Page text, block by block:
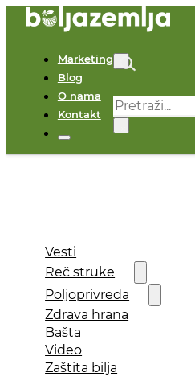
Marketing
Blog
O nama
Kontakt
Pretraga
Vesti
Reč struke
Poljoprivreda
Zdrava hrana
Bašta
Video
Zaštita bilja